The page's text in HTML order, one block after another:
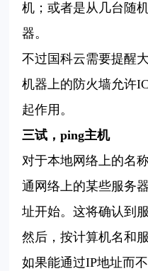
机 ；或者是从几台随
器。
不过 国科云需要提醒
机器上的防火墙允许
起作用。
三试，ping主机
对于本地网络上的名
通网络上的某些服务
址开始。这将确认到
然后，按计算机名和
如果能通过IP地址而